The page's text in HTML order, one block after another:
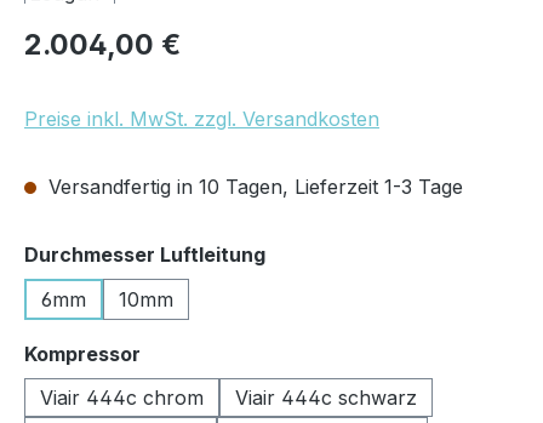
Regulärer Preis:
2.004,00 €
Preise inkl. MwSt. zzgl. Versandkosten
Versandfertig in 10 Tagen, Lieferzeit 1-3 Tage
Durchmesser Luftleitungauswählen
6mm
10mm
Kompressor
Viair 444c chrom
Viair 444c schwarz